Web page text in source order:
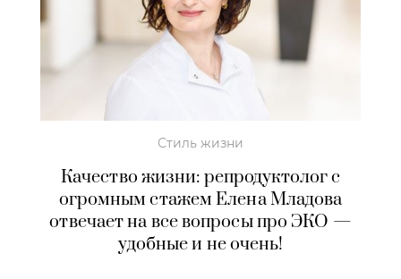
Стиль жизни
Качество жизни: репродуктолог с
огромным стажем Елена Младова
отвечает на все вопросы про ЭКО —
удобные и не очень!